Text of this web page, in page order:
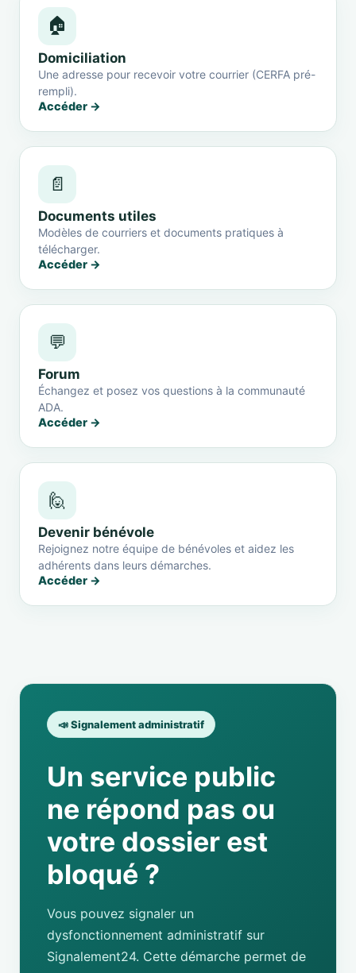
🏠
Domiciliation
Une adresse pour recevoir votre courrier (CERFA pré-
rempli).
Accéder →
📄
Documents utiles
Modèles de courriers et documents pratiques à
télécharger.
Accéder →
💬
Forum
Échangez et posez vos questions à la communauté
ADA.
Accéder →
🙋
Devenir bénévole
Rejoignez notre équipe de bénévoles et aidez les
adhérents dans leurs démarches.
Accéder →
📣 Signalement administratif
Un service public
ne répond pas ou
votre dossier est
bloqué ?
Vous pouvez signaler un
dysfonctionnement administratif sur
Signalement24. Cette démarche permet de